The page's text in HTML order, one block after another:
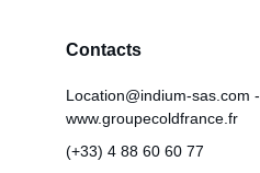
Contacts
Location@indium-sas.com -
www.groupecoldfrance.fr
(+33) 4 88 60 60 77